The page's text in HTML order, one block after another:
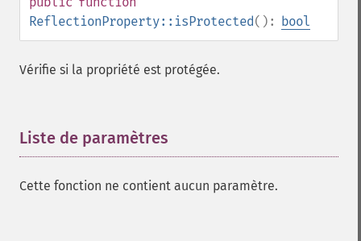
ReflectionProperty::isProtected(): bool
Vérifie si la propriété est protégée.
Liste de paramètres
Cette fonction ne contient aucun paramètre.